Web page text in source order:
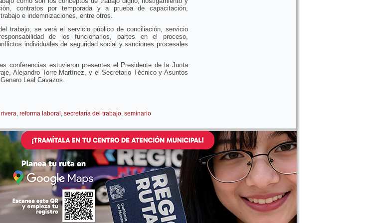
contratos por temporada y a prueba de capacitación,
e indemnizaciones, entre otros.
trabajo, se verá el servicio público de conciliación, servicio
de los funcionarios, partes en el proceso,
individuales de seguridad social y sanciones procesales
conferencias estuvieron presentes el Presidente de la Junta
Alejandro Torre Martínez, y el Secretario Técnico y Asuntos
Leal Cavazos.
rivera, reforma laboral , secretaría del trabajo, seminario